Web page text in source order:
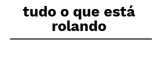
tudo o que está
rolando